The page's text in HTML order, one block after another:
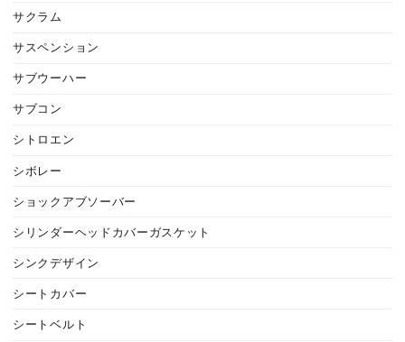
サクラム
サスペンション
サブウーハー
サブコン
シトロエン
シボレー
ショックアブソーバー
シリンダーヘッドカバーガスケット
シンクデザイン
シートカバー
シートベルト